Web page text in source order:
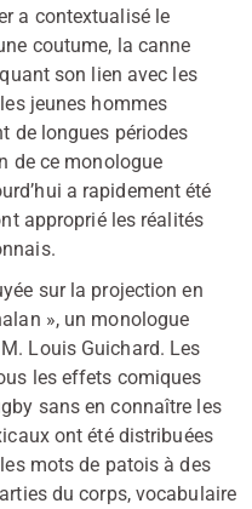
a contextualisé le
coutume, la canne
son lien avec les
jeunes hommes
de longues périodes
de ce monologue
a rapidement été
approprié les réalités
sur la projection en
», un monologue
Louis Guichard. Les
les effets comiques
sans en connaître les
ont été distribuées
mots de patois à des
du corps, vocabulaire